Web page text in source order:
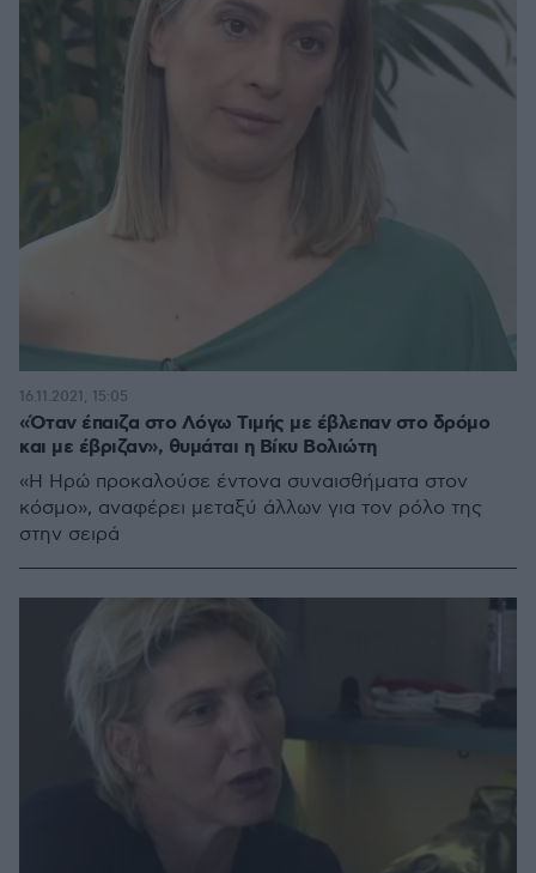
«Όταν έπαιζα στο Λόγω Τιμής με έβλεπαν στο δρόμο
και με έβριζαν», θυμάται η Βίκυ Βολιώτη
«Η Ηρώ προκαλούσε έντονα συναισθήματα στον
κόσμο», αναφέρει μεταξύ άλλων για τον ρόλο της
στην σειρά
16.11.2021, 15:05